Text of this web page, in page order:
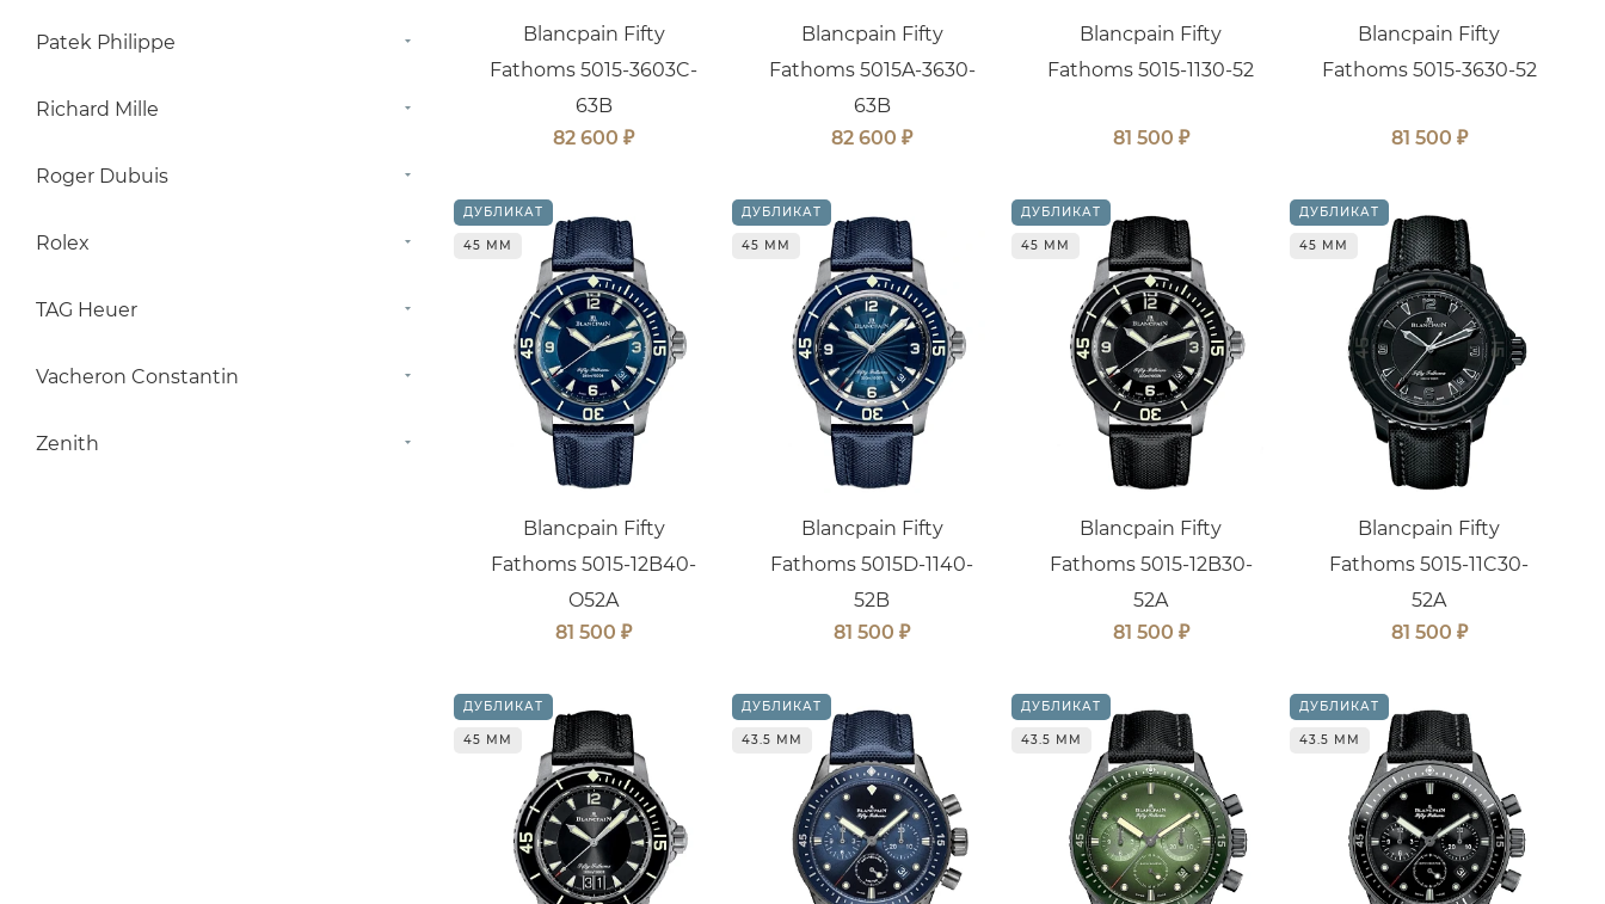
Blancpain Fifty
Fathoms 5015-3603C-
63B
82 600 ₽
Blancpain Fifty
Fathoms 5015A-3630-
63B
82 600 ₽
Blancpain Fifty
Fathoms 5015-1130-52
81 500 ₽
Blancpain Fifty
Fathoms 5015-3630-52
81 500 ₽
ДУБЛИКАТ
45 ММ
Blancpain Fifty
Fathoms 5015-12B40-
O52A
81 500 ₽
ДУБЛИКАТ
45 ММ
Blancpain Fifty
Fathoms 5015D-1140-
52B
81 500 ₽
ДУБЛИКАТ
45 ММ
Blancpain Fifty
Fathoms 5015-12B30-
52A
81 500 ₽
ДУБЛИКАТ
45 ММ
Blancpain Fifty
Fathoms 5015-11C30-
52A
81 500 ₽
ДУБЛИКАТ
45 ММ
ДУБЛИКАТ
43.5 ММ
ДУБЛИКАТ
43.5 ММ
ДУБЛИКАТ
43.5 ММ
Patek Philippe
Richard Mille
Roger Dubuis
Rolex
TAG Heuer
Vacheron Constantin
Zenith